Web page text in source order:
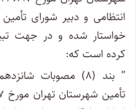
انتظامی و دبیر شورای
خواستار شده و در جهت
کرده است که:
” بند (۸) مصوبات